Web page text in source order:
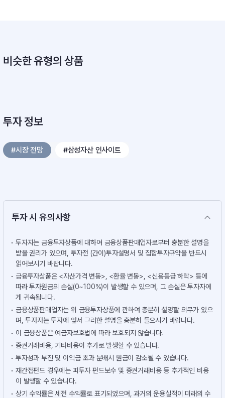
비슷한 유형의 상품
투자 정보
#시장 전망 #삼성자산 인사이트
투자 시 유의사항
투자자는 금융투자상품에 대하여 금융상품판매업자로부터 충분한 설명을
받을 권리가 있으며, 투자전 (간이)투자설명서 및 집합투자규약을 반드시
읽어보시기 바랍니다.
금융투자상품은 <자산가격 변동>, <환율 변동>, <신용등급 하락> 등에
따라 투자원금의 손실(0~100%)이 발생할 수 있으며, 그 손실은 투자자에
게 귀속됩니다.
금융상품판매업자는 위 금융투자상품에 관하여 충분히 설명할 의무가 있으
며, 투자자는 투자에 앞서 그러한 설명을 충분히 들으시기 바랍니다.
이 금융상품은 예금자보호법에 따라 보호되지 않습니다.
증권거래비용, 기타비용이 추가로 발생할 수 있습니다.
투자성과 부진 및 이익금 초과 분배시 원금이 감소될 수 있습니다.
재간접펀드 경우에는 피투자 펀드보수 및 증권거래비용 등 추가적인 비용
이 발생할 수 있습니다.
상기 수익률은 세전 수익률로 표기되었으며, 과거의 운용실적이 미래의 수